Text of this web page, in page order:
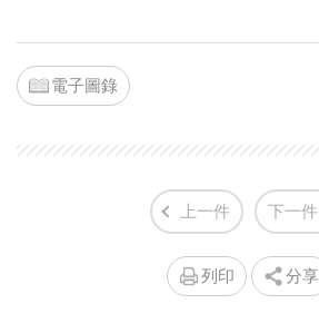
電子圖錄
上一件 下一件
列印 分享